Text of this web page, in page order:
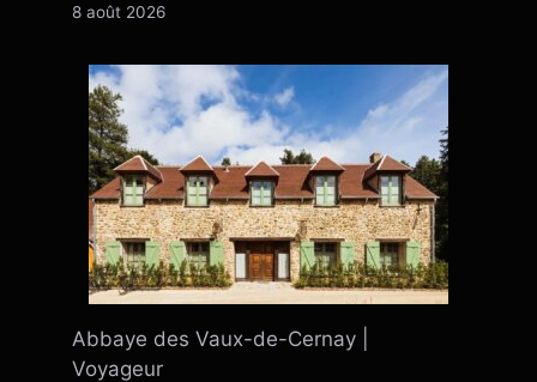
8 août 2026
Abbaye des Vaux-de-Cernay |
Voyageur